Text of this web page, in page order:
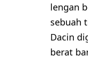
lengan
sebuah
Dacin
berat